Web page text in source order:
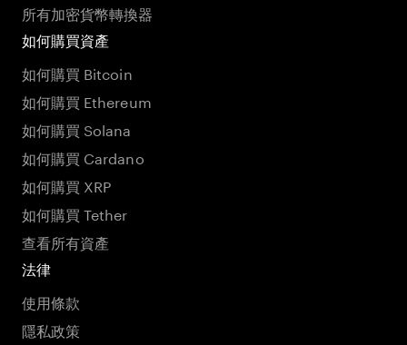
所有加密貨幣轉換器
如何購買資產
如何購買 Bitcoin
如何購買 Ethereum
如何購買 Solana
如何購買 Cardano
如何購買 XRP
如何購買 Tether
查看所有資產
法律
使用條款
隱私政策